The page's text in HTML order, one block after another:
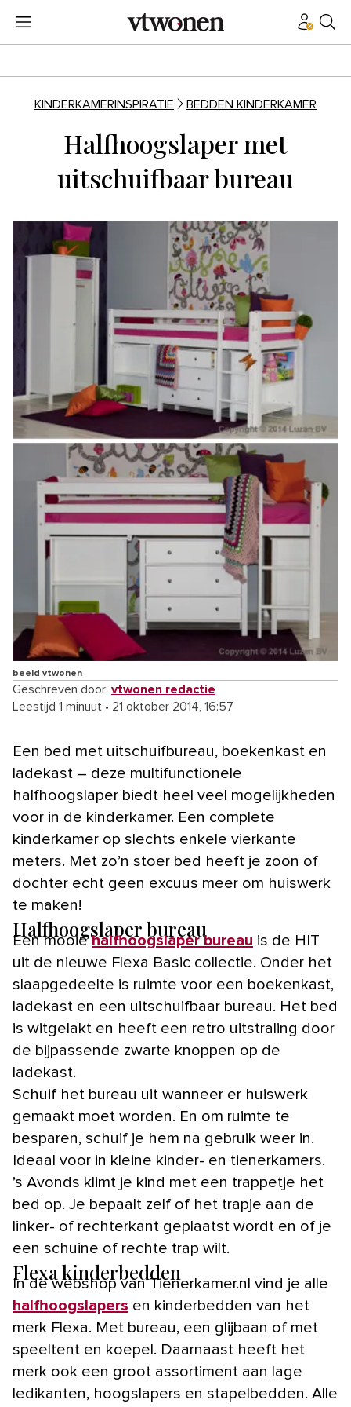
KINDERKAMERINSPIRATIE BEDDEN KINDERKAMER
Halfhoogslaper met
uitschuifbaar bureau
beeld vtwonen
Geschreven door: vtwonen redactie
Leestijd 1 minuut • 21 oktober 2014, 16:57
Een bed met uitschuifbureau, boekenkast en
ladekast – deze multifunctionele
halfhoogslaper biedt heel veel mogelijkheden
voor in de kinderkamer. Een complete
kinderkamer op slechts enkele vierkante
meters. Met zo’n stoer bed heeft je zoon of
dochter echt geen excuus meer om huiswerk
te maken!
Halfhoogslaper bureau
Een mooiehalfhoogslaper bureau is de HIT
uit de nieuwe Flexa Basic collectie. Onder het
slaapgedeelte is ruimte voor een boekenkast,
ladekast en een uitschuifbaar bureau. Het bed
is witgelakt en heeft een retro uitstraling door
de bijpassende zwarte knoppen op de
ladekast.
Schuif het bureau uit wanneer er huiswerk
gemaakt moet worden. En om ruimte te
besparen, schuif je hem na gebruik weer in.
Ideaal voor in kleine kinder- en tienerkamers.
’s Avonds klimt je kind met een trappetje het
bed op. Je bepaalt zelf of het trapje aan de
linker- of rechterkant geplaatst wordt en of je
een schuine of rechte trap wilt.
Flexa kinderbedden
In de webshop van Tienerkamer.nl vind je alle
halfhoogslapers en kinderbedden van het
merk Flexa. Met bureau, een glijbaan of met
speeltent en koepel. Daarnaast heeft het
merk ook een groot assortiment aan lage
ledikanten, hoogslapers en stapelbedden. Alle